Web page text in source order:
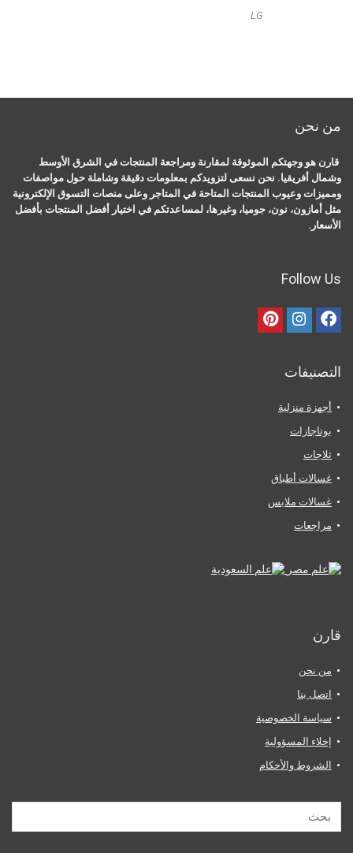
LG
من نحن
قارن هو وجهتكم الموثوقة لمقارنة ومراجعة المنتجات في الشرق الأوسط
وشمال أفريقيا. نحن نسعى لتزويدكم بمعلومات دقيقة وشاملة حول مواصفات
ومميزات وعيوب المنتجات المتاحة في المتاجر وعلى منصات التسوق الإلكترونية
مثل أمازون، نون، جوميا، وغيرها، لمساعدتكم في اختيار أفضل المنتجات بأفضل
الأسعار.
Follow Us
التصنيفات
أجهزة منزلية
بوتاجازات
ثلاجات
غسالات أطباق
غسالات ملابس
مراجعات
قارن
من نحن
اتصل بنا
سياسة الخصوصية
إخلاء المسؤولية
الشروط والأحكام